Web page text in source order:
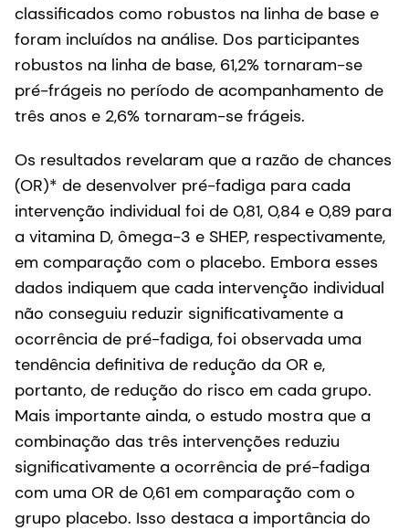
classificados como robustos na linha de base e
foram incluídos na análise. Dos participantes
robustos na linha de base, 61,2% tornaram-se
pré-frágeis no período de acompanhamento de
três anos e 2,6% tornaram-se frágeis.
Os resultados revelaram que a razão de chances
(OR)* de desenvolver pré-fadiga para cada
intervenção individual foi de 0,81, 0,84 e 0,89 para
a vitamina D, ômega-3 e SHEP, respectivamente,
em comparação com o placebo. Embora esses
dados indiquem que cada intervenção individual
não conseguiu reduzir significativamente a
ocorrência de pré-fadiga, foi observada uma
tendência definitiva de redução da OR e,
portanto, de redução do risco em cada grupo.
Mais importante ainda, o estudo mostra que a
combinação das três intervenções reduziu
significativamente a ocorrência de pré-fadiga
com uma OR de 0,61 em comparação com o
grupo placebo. Isso destaca a importância do